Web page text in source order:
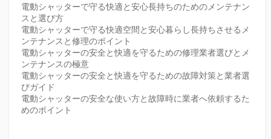
電動シャッターで守る快適と安心長持ちのためのメンテナン
スと選び方
電動シャッターで守る快適空間と安心暮らし長持ちさせるメ
ンテナンスと修理のポイント
電動シャッターの安全と快適を守るための修理業者選びとメ
ンテナンスの極意
電動シャッターの安全と快適を守るための故障対策と業者選
びガイド
電動シャッターの安全な使い方と故障時に業者へ依頼するた
めのポイント